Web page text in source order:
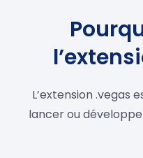
L’extension .vegas
lancer ou